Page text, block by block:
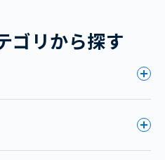
ゴリから探す